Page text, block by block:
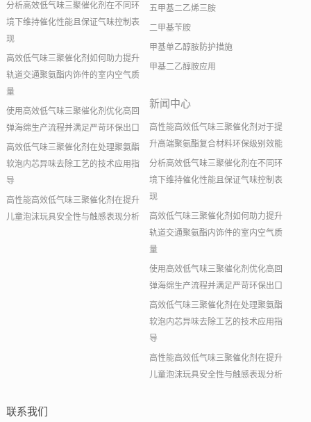
分析高效低气味三聚催化剂在不同环
境下维持催化性能且保证气味控制表
现
高效低气味三聚催化剂如何助力提升
轨道交通聚氨酯内饰件的室内空气质
量
使用高效低气味三聚催化剂优化高回
弹海绵生产流程并满足严苛环保出口
高效低气味三聚催化剂在处理聚氨酯
软泡内芯异味去除工艺的技术应用指
导
高性能高效低气味三聚催化剂在提升
儿童泡沫玩具安全性与触感表现分析
五甲基二乙烯三胺
二甲基苄胺
甲基单乙醇胺防护措施
甲基二乙醇胺应用
新闻中心
高性能高效低气味三聚催化剂对于提
升高端聚氨酯复合材料环保级别效能
分析高效低气味三聚催化剂在不同环
境下维持催化性能且保证气味控制表
现
高效低气味三聚催化剂如何助力提升
轨道交通聚氨酯内饰件的室内空气质
量
使用高效低气味三聚催化剂优化高回
弹海绵生产流程并满足严苛环保出口
高效低气味三聚催化剂在处理聚氨酯
软泡内芯异味去除工艺的技术应用指
导
高性能高效低气味三聚催化剂在提升
儿童泡沫玩具安全性与触感表现分析
联系我们